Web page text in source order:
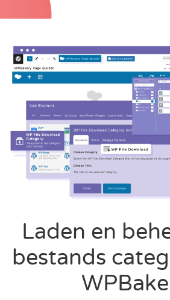
Laden en
bestands